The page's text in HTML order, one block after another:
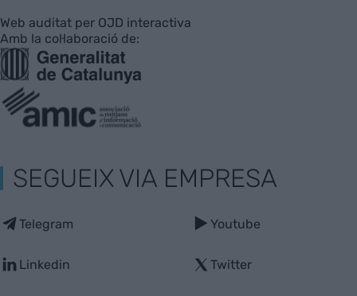
Web auditat per OJD interactiva
Amb la col·laboració de:
SEGUEIX VIA EMPRESA
Telegram
Linkedin
Youtube
Twitter